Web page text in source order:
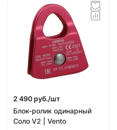
2 490 руб./шт
Блок-ролик одинарный
Соло V2 | Vento